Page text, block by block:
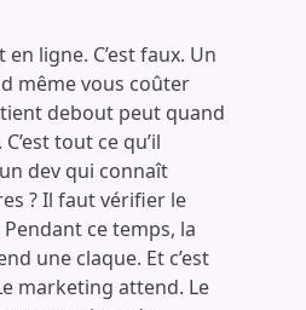
ligne. C’est faux. Un
même vous coûter
debout peut quand
tout ce qu’il
dev qui connaît
? Il faut vérifier le
ce temps, la
une claque. Et c’est
marketing attend. Le